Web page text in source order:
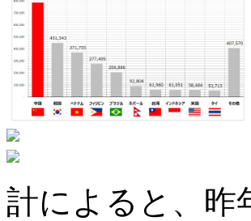
計によると、昨